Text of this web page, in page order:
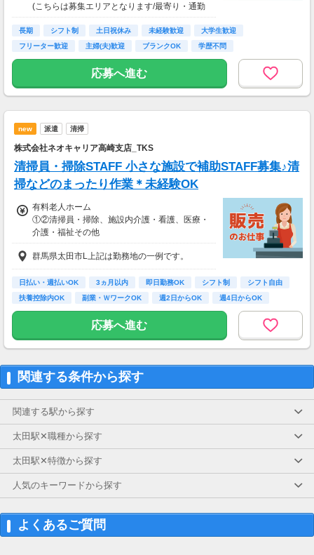
(こちらは募集エリアとなります/最寄り・通勤
圏内含む)
長期 シフト制 土日祝休み 未経験歓迎
大学生歓迎
フリーター歓迎
主婦(夫)歓迎 ブランクOK 学歴不問
応募へ進む
new 派遣 清掃
株式会社ネオキャリア高崎支店_TKS
清掃員・掃除STAFF 小さな施設で補助STAFF募集♪清
掃などのまったり作業＊未経験OK
有料老人ホーム
①②清掃員・掃除、施設内介護・看護、医療・
介護・福祉その他
①時給1,550円～1,800円、②時給1,750円～1,8
00円
【経験・お持ちの資格によって異なります】
■未経験の方（無資格）：時給1550円～
■未経験の方（有資格）：時給1550円～
■経験者（有資格）：時給1750円～
■介護福祉士：時給1800円
群馬県太田市L上記は勤務地の一例です。
日払い・週払いOK 3ヵ月以内 即日勤務OK シフト制
シフト自由
扶養控除内OK
副業・ＷワークOK 週2日からOK 週4日からOK
応募へ進む
関連する条件から探す
関連する駅から探す
太田駅✕職種から探す
太田駅✕特徴から探す
人気のキーワードから探す
よくあるご質問